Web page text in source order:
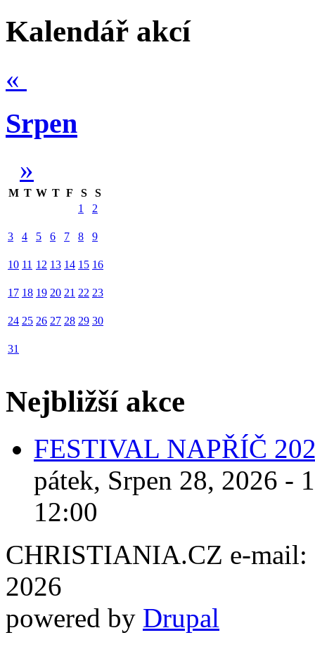
Kalendář akcí
«
Srpen
»
M T W T F S
S
1
2
3 4 5 6 7 8 9
10 11 12 13 14 15 16
17 18 19 20 21 22 23
24 25 26 27 28 29 30
31
Nejbližší akce
FESTIVAL NAPŘÍČ
pátek, Srpen 28, 2026 -
12:00
CHRISTIANIA.CZ e-mail:
2026
powered by Drupal